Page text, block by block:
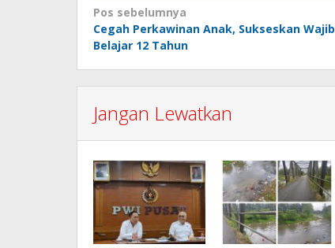
Navigasi
pos
Pos sebelumnya
Cegah Perkawinan Anak, Sukseskan Wajib
Belajar 12 Tahun
Jangan Lewatkan